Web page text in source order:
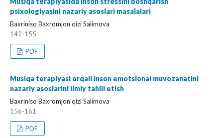
psixologiyasini nazariy asoslari masalalari
Baxriniso Baxromjon qizi Salimova
142-155
PDF
Musiqa terapiyasi orqali inson emotsional muvozanatini
nazariy asoslarini ilmiy tahlil etish
Baxriniso Baxromjon qizi Salimova
156-161
PDF